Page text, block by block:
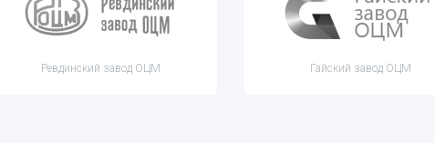
Ревдинский завод ОЦМ Гайский завод ОЦМ